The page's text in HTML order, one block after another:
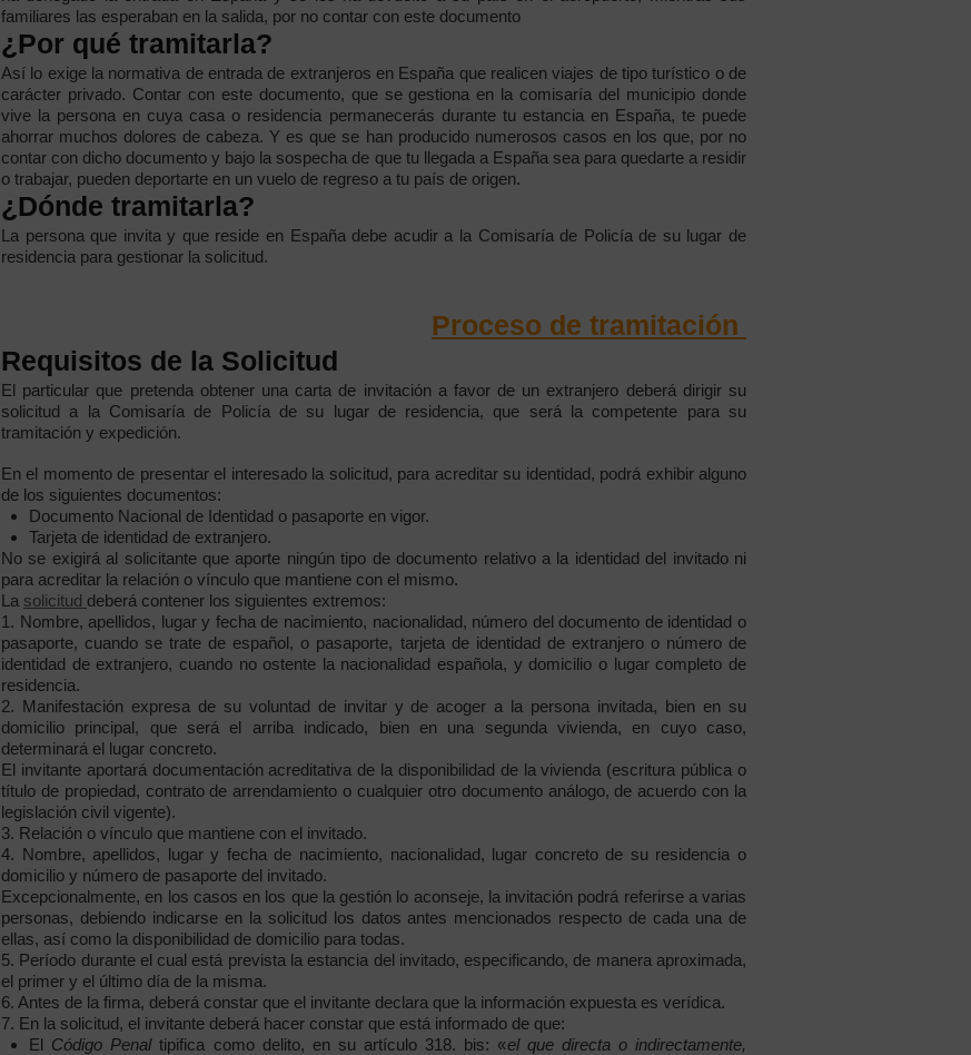
familiares las esperaban en la salida, por no contar con este documento
¿Por qué tramitarla?
Así lo exige la normativa de entrada de extranjeros en España que realicen viajes de tipo turístico o de
carácter privado. Contar con este documento, que se gestiona en la comisaría del municipio donde
vive la persona en cuya casa o residencia permanecerás durante tu estancia en España, te puede
ahorrar muchos dolores de cabeza. Y es que se han producido numerosos casos en los que, por no
contar con dicho documento y bajo la sospecha de que tu llegada a España sea para quedarte a residir
o trabajar, pueden deportarte en un vuelo de regreso a tu país de origen.
¿Dónde tramitarla?
La persona que invita y que reside en España debe acudir a la Comisaría de Policía de su lugar de
residencia para gestionar la solicitud.
Proceso de tramitación
Requisitos de la Solicitud
El particular que pretenda obtener una carta de invitación a favor de un extranjero deberá dirigir su
solicitud a la Comisaría de Policía de su lugar de residencia, que será la competente para su
tramitación y expedición.
En el momento de presentar el interesado la solicitud, para acreditar su identidad, podrá exhibir alguno
de los siguientes documentos:
Documento Nacional de Identidad o pasaporte en vigor.
Tarjeta de identidad de extranjero.
No se exigirá al solicitante que aporte ningún tipo de documento relativo a la identidad del invitado ni
para acreditar la relación o vínculo que mantiene con el mismo.
La solicitud deberá contener los siguientes extremos:
1. Nombre, apellidos, lugar y fecha de nacimiento, nacionalidad, número del documento de identidad o
pasaporte, cuando se trate de español, o pasaporte, tarjeta de identidad de extranjero o número de
identidad de extranjero, cuando no ostente la nacionalidad española, y domicilio o lugar completo de
residencia.
2. Manifestación expresa de su voluntad de invitar y de acoger a la persona invitada, bien en su
domicilio principal, que será el arriba indicado, bien en una segunda vivienda, en cuyo caso,
determinará el lugar concreto.
El invitante aportará documentación acreditativa de la disponibilidad de la vivienda (escritura pública o
título de propiedad, contrato de arrendamiento o cualquier otro documento análogo, de acuerdo con la
legislación civil vigente).
3. Relación o vínculo que mantiene con el invitado.
4. Nombre, apellidos, lugar y fecha de nacimiento, nacionalidad, lugar concreto de su residencia o
domicilio y número de pasaporte del invitado.
Excepcionalmente, en los casos en los que la gestión lo aconseje, la invitación podrá referirse a varias
personas, debiendo indicarse en la solicitud los datos antes mencionados respecto de cada una de
ellas, así como la disponibilidad de domicilio para todas.
5. Período durante el cual está prevista la estancia del invitado, especificando, de manera aproximada,
el primer y el último día de la misma.
6. Antes de la firma, deberá constar que el invitante declara que la información expuesta es verídica.
7. En la solicitud, el invitante deberá hacer constar que está informado de que:
El Código Penaltipifica como delito, en su artículo 318. bis: «el que directa o indirectamente,